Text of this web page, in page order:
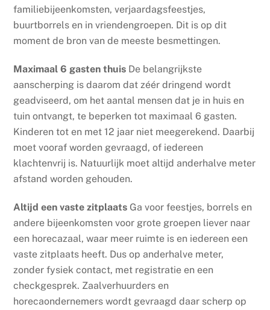
familiebijeenkomsten, verjaardagsfeestjes,
buurtborrels en in vriendengroepen. Dit is op dit
moment de bron van de meeste besmettingen.
Maximaal 6 gasten thuis De belangrijkste
aanscherping is daarom dat zéér dringend wordt
geadviseerd, om het aantal mensen dat je in huis en
tuin ontvangt, te beperken tot maximaal 6 gasten.
Kinderen tot en met 12 jaar niet meegerekend. Daarbij
moet vooraf worden gevraagd, of iedereen
klachtenvrij is. Natuurlijk moet altijd anderhalve meter
afstand worden gehouden.
Altijd een vaste zitplaats Ga voor feestjes, borrels en
andere bijeenkomsten voor grote groepen liever naar
een horecazaal, waar meer ruimte is en iedereen een
vaste zitplaats heeft. Dus op anderhalve meter,
zonder fysiek contact, met registratie en een
checkgesprek. Zaalverhuurders en
horecaondernemers wordt gevraagd daar scherp op